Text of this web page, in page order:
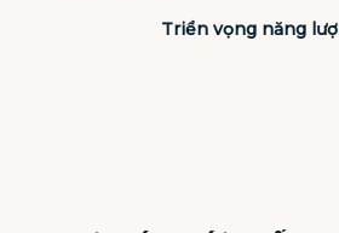
Triển vọng năng